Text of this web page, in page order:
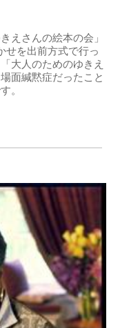
えさんの絵本の会」
せを出前方式で行っ
大人のためのゆきえ
面緘黙症だったこと
。